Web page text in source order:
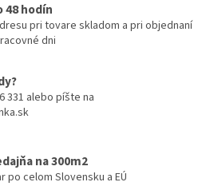
48 hodín
pri tovare skladom a pri objednaní
dni
331 alebo píšte na
na 300m2
po celom Slovensku a EÚ